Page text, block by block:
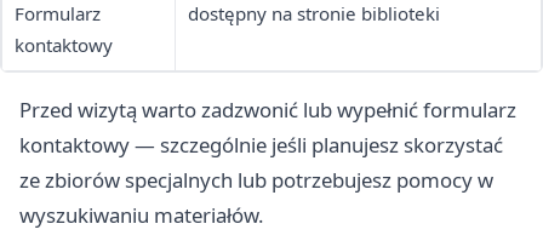
Formularz
kontaktowy
dostępny na stronie biblioteki
Przed wizytą warto zadzwonić lub wypełnić formularz
kontaktowy — szczególnie jeśli planujesz skorzystać
ze zbiorów specjalnych lub potrzebujesz pomocy w
wyszukiwaniu materiałów.